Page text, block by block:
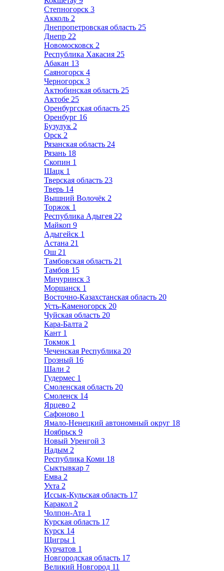
Степногорск 3
Акколь 2
Днепропетровская область 25
Днепр 22
Новомосковск 2
Республика Хакасия 25
Абакан 13
Саяногорск 4
Черногорск 3
Актюбинская область 25
Актобе 25
Оренбургская область 25
Оренбург 16
Бузулук 2
Орск 2
Рязанская область 24
Рязань 18
Скопин 1
Шацк 1
Тверская область 23
Тверь 14
Вышний Волочёк 2
Торжок 1
Республика Адыгея 22
Майкоп 9
Адыгейск 1
Астана 21
Ош 21
Тамбовская область 21
Тамбов 15
Мичуринск 3
Моршанск 1
Восточно-Казахстанская область 20
Усть-Каменогорск 20
Чуйская область 20
Кара-Балта 2
Кант 1
Токмок 1
Чеченская Республика 20
Грозный 16
Шали 2
Гудермес 1
Смоленская область 20
Смоленск 14
Ярцево 2
Сафоново 1
Ямало-Ненецкий автономный округ 18
Ноябрьск 9
Новый Уренгой 3
Надым 2
Республика Коми 18
Сыктывкар 7
Емва 2
Ухта 2
Иссык-Кульская область 17
Каракол 2
Чолпон-Ата 1
Курская область 17
Курск 14
Щигры 1
Курчатов 1
Новгородская область 17
Великий Новгород 11